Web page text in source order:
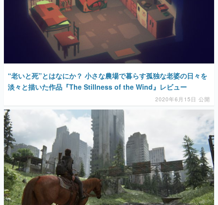
“老いと死”とはなにか？ 小さな農場で暮らす孤独な老婆の日々を
淡々と描いた作品『The Stillness of the Wind』レビュー
2020年6月15日 公開